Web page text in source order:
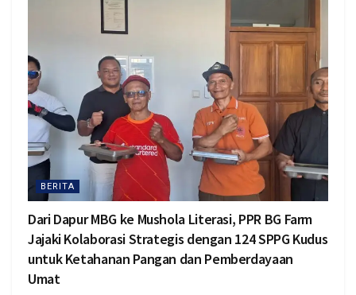
BERITA
Dari Dapur MBG ke Mushola Literasi, PPR BG Farm
Jajaki Kolaborasi Strategis dengan 124 SPPG Kudus
untuk Ketahanan Pangan dan Pemberdayaan
Umat